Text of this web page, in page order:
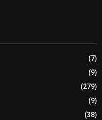
(7)
(9)
(279)
(9)
(38)